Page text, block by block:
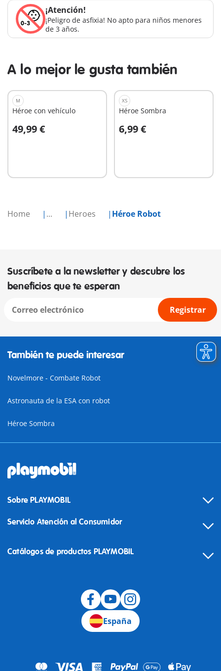
Home ... Heroes Héroe Robot
¡Atención!
¡Peligro de asfixia! No apto para niños menores
de 3 años.
A lo mejor le gusta también
M
Héroe con vehículo
49,99 €
A la cesta
XS
Héroe Sombra
6,99 €
A la cesta
Suscríbete a la newsletter y descubre los
beneficios que te esperan
Registrar
También te puede interesar
Novelmore - Combate Robot
Astronauta de la ESA con robot
Héroe Sombra
Sobre PLAYMOBIL
Servicio Atención al Consumidor
Catálogos de productos PLAYMOBIL
España